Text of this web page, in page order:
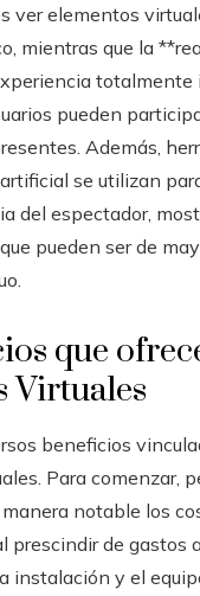
ver elementos
mientras que la
totalmente
pueden
Además,
se utilizan
del espectador,
pueden ser de
que
Virtuales
beneficios
Para comenzar,
notable los
prescindir de gastos
instalación y el